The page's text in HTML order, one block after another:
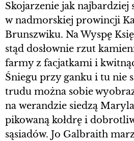
Skojarzenie jak najbardziej
w nadmorskiej prowincji
Brunszwiku. Na Wyspę
stąd dosłownie rzut
farmy z facjatkami i
Śniegu przy ganku i tu nie
trudu można sobie
na werandzie siedzą
pikowaną kołdrę i
sąsiadów. Jo Galbraith